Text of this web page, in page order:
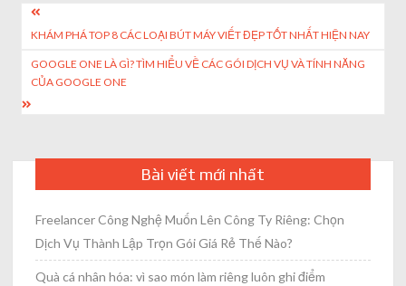
Post
navigation
KHÁM PHÁ TOP 8 CÁC LOẠI BÚT MÁY VIẾT ĐẸP TỐT NHẤT HIỆN NAY
GOOGLE ONE LÀ GÌ? TÌM HIỂU VỀ CÁC GÓI DỊCH VỤ VÀ TÍNH NĂNG
CỦA GOOGLE ONE
Bài viết mới nhất
Freelancer Công Nghệ Muốn Lên Công Ty Riêng: Chọn
Dịch Vụ Thành Lập Trọn Gói Giá Rẻ Thế Nào?
Quà cá nhân hóa: vì sao món làm riêng luôn ghi điểm